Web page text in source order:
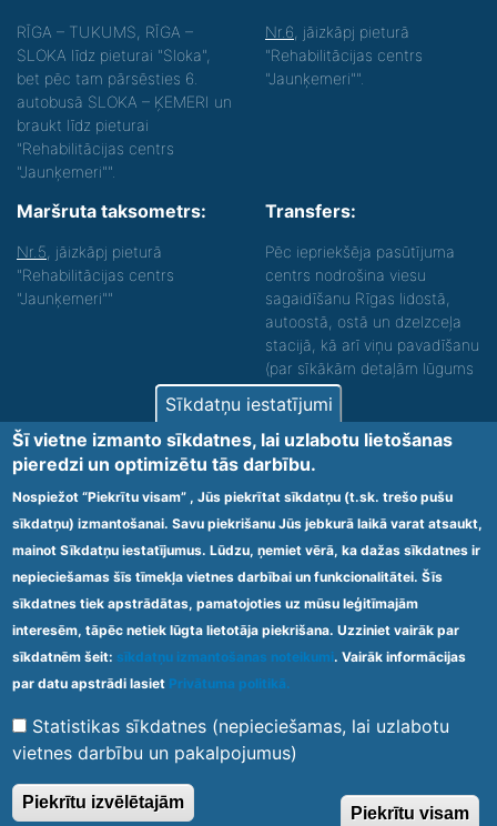
RĪGA – TUKUMS, RĪGA –
SLOKA līdz pieturai "Sloka",
bet pēc tam pārsēsties 6.
autobusā SLOKA – ĶEMERI un
braukt līdz pieturai
"Rehabilitācijas centrs
"Jaunķemeri"".
Nr.6 , jāizkāpj pieturā
"Rehabilitācijas centrs
"Jaunķemeri"".
Maršruta taksometrs:
Nr.5 , jāizkāpj pieturā
"Rehabilitācijas centrs
"Jaunķemeri""
Transfers:
Pēc iepriekšēja pasūtījuma
centrs nodrošina viesu
sagaidīšanu Rīgas lidostā,
autoostā, ostā un dzelzceļa
stacijā, kā arī viņu pavadīšanu
(par sīkākām detaļām lūgums
zvanīt).
Nodrošinām vides piekļūstamību personām ar
funkcionāliem traucējumiem! SIA „Sanare-KRC
Jaunķemeri”, Kolkas ielā 20, Jūrmalā ir nodrošināta vides
piekļūstamība personām ar funkcionāliem traucējumiem,
tādejādi nodrošinot atbilstību Ministru kabineta
2009.gada 20.janvāra noteikumos Nr.60 „Noteikumi par
obligātajām prasībām ārstniecības iestādēm un to
struktūrvienībām” minētajām prasībām.
Ārstniecības iestādes kods 1300 – 64003
Footer
menu
Vietnes karte Noteikumi un privātuma politika
© 2020 Kūrorta Rehabilitācijas Centrs - Jaunķemeri. Visas tiesības
aizsargātas.
Sīkdatņu iestatījumi
Šī vietne izmanto sīkdatnes, lai uzlabotu lietošanas
pieredzi un optimizētu tās darbību.
Nospiežot “Piekrītu visam” , Jūs piekrītat sīkdatņu (t.sk. trešo pušu
sīkdatņu) izmantošanai. Savu piekrišanu Jūs jebkurā laikā varat atsaukt,
mainot Sīkdatņu iestatījumus. Lūdzu, ņemiet vērā, ka dažas sīkdatnes ir
nepieciešamas šīs tīmekļa vietnes darbībai un funkcionalitātei. Šīs
sīkdatnes tiek apstrādātas, pamatojoties uz mūsu leģitīmajām
interesēm, tāpēc netiek lūgta lietotāja piekrišana. Uzziniet vairāk par
sīkdatnēm šeit: sīkdatņu izmantošanas noteikumi. Vairāk informācijas
par datu apstrādi lasiet Privātuma politikā.
Statistikas sīkdatnes (nepieciešamas, lai uzlabotu
vietnes darbību un pakalpojumus)
Piekrītu izvēlētajām
Piekrītu visam